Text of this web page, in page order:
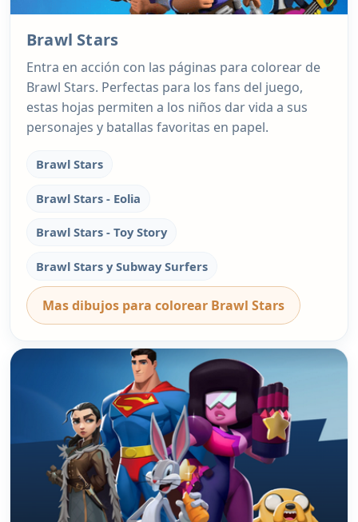
Brawl Stars
Entra en acción con las páginas para colorear de
Brawl Stars. Perfectas para los fans del juego,
estas hojas permiten a los niños dar vida a sus
personajes y batallas favoritas en papel.
Brawl Stars
Brawl Stars - Eolia
Brawl Stars - Toy Story
Brawl Stars y Subway Surfers
Mas dibujos para colorear Brawl Stars